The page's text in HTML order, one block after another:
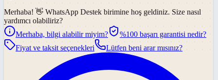
Merhaba! 👋 WhatsApp Destek birimine hoş geldiniz. Size nasıl
yardımcı olabiliriz?
Merhaba, bilgi alabilir miyim?
%100 başarı garantisi nedir?
Fiyat ve taksit seçenekleri
Lütfen beni arar mısınız?